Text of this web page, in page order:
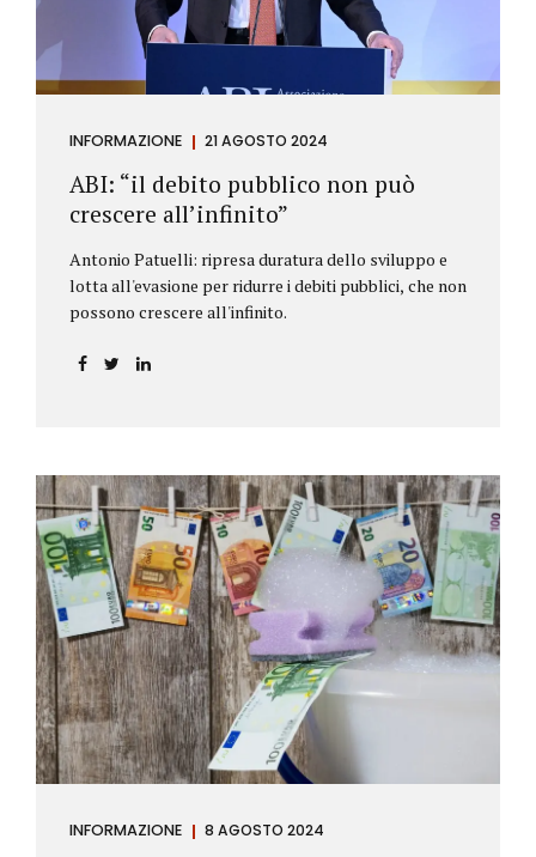
all’AMLA, ovvero alla nuova Autorità europea che
INFORMAZIONE 21 AGOSTO 2024
ABI: “il debito pubblico non può
crescere all’infinito”
Antonio Patuelli: ripresa duratura dello sviluppo e
lotta all'evasione per ridurre i debiti pubblici, che non
possono crescere all'infinito.
INFORMAZIONE 8 AGOSTO 2024